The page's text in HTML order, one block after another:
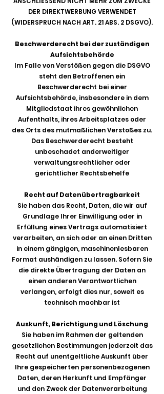
DER DIREKTWERBUNG VERWENDET
(WIDERSPRUCH NACH ART. 21 ABS. 2 DSGVO).
Beschwerderecht bei der zuständigen
Aufsichtsbehörde
Im Falle von Verstößen gegen die DSGVO
steht den Betroffenen ein
Beschwerderecht bei einer
Aufsichtsbehörde, insbesondere in dem
Mitgliedstaat ihres gewöhnlichen
Aufenthalts, ihres Arbeitsplatzes oder
des Orts des mutmaßlichen Verstoßes zu.
Das Beschwerderecht besteht
unbeschadet anderweitiger
verwaltungsrechtlicher oder
gerichtlicher Rechtsbehelfe
Recht auf Datenübertragbarkeit
Sie haben das Recht, Daten, die wir auf
Grundlage Ihrer Einwilligung oder in
Erfüllung eines Vertrags automatisiert
verarbeiten, an sich oder an einen Dritten
in einem gängigen, maschinenlesbaren
Format aushändigen zu lassen. Sofern Sie
die direkte Übertragung der Daten an
einen anderen Verantwortlichen
verlangen, erfolgt dies nur, soweit es
technisch machbar ist
Auskunft, Berichtigung und Löschung
Sie haben im Rahmen der geltenden
gesetzlichen Bestimmungen jederzeit das
Recht auf unentgeltliche Auskunft über
Ihre gespeicherten personenbezogenen
Daten, deren Herkunft und Empfänger
und den Zweck der Datenverarbeitung